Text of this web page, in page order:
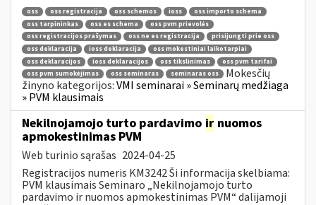
oss oss registracija oss schemos ioss
oss importo schema
oss tarpininkas
oss es schema
oss pvm prievolės
oss registracijos prašymas
oss ne es registracija
prisijungti prie oss
oss deklaracija
ioss deklaracija
oss mokestiniai laikotarpiai
oss deklaracijos
ioss deklaracijos oss tikslinimas
oss pvm tarifai
oss pvm sumokėjimas
oss seminaras seminaras oss
Mokesčių
žinyno kategorijos:VMI seminarai » Seminarų medžiaga
» PVM klausimais
Nekilnojamojo turto pardavimo ir nuomos
apmokestinimas PVM
Web turinio sąrašas 2024-04-25
Registracijos numeris KM3242 Ši informacija skelbiama:
PVM klausimais Seminaro „Nekilnojamojo turto
pardavimo ir nuomos apmokestinimas PVM“ dalijamoji